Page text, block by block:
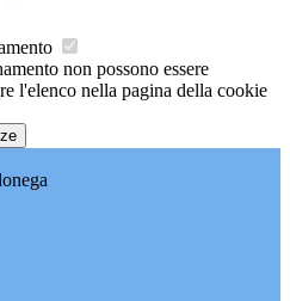
non possono essere
l'elenco nella pagina della cookie